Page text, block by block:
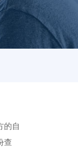
的自
查